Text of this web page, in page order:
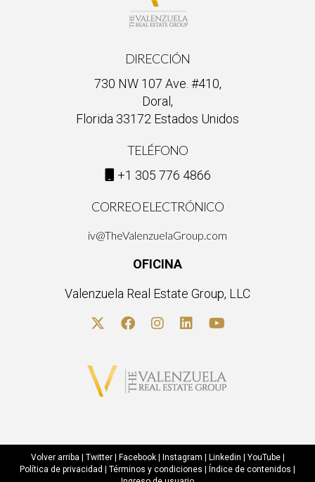
DIRECCIÓN
730 NW 107 Ave. #410,
Doral,
Florida 33172 Estados Unidos
TELÉFONO
+1 305 776 4866
CORREO ELECTRÓNICO
iv@TheValenzuelaGroup.com
OFICINA
Valenzuela Real Estate Group, LLC
Volver arriba Twitter| Facebook| Instagram Linkedin YouTube|
Política de privacidad
Términos y condiciones Índice de contenidos